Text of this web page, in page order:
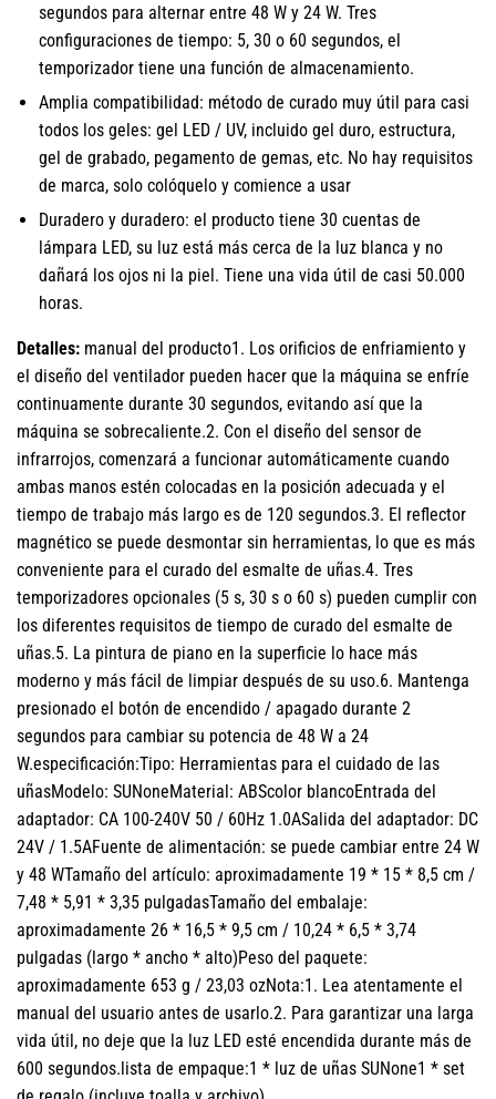
segundos para alternar entre 48 W y 24 W. Tres
configuraciones de tiempo: 5, 30 o 60 segundos, el
temporizador tiene una función de almacenamiento.
Amplia compatibilidad: método de curado muy útil para casi
todos los geles: gel LED / UV, incluido gel duro, estructura,
gel de grabado, pegamento de gemas, etc. No hay requisitos
de marca, solo colóquelo y comience a usar
Duradero y duradero: el producto tiene 30 cuentas de
lámpara LED, su luz está más cerca de la luz blanca y no
dañará los ojos ni la piel. Tiene una vida útil de casi 50.000
horas.
Detalles: manual del producto1. Los orificios de enfriamiento y
el diseño del ventilador pueden hacer que la máquina se enfríe
continuamente durante 30 segundos, evitando así que la
máquina se sobrecaliente.2. Con el diseño del sensor de
infrarrojos, comenzará a funcionar automáticamente cuando
ambas manos estén colocadas en la posición adecuada y el
tiempo de trabajo más largo es de 120 segundos.3. El reflector
magnético se puede desmontar sin herramientas, lo que es más
conveniente para el curado del esmalte de uñas.4. Tres
temporizadores opcionales (5 s, 30 s o 60 s) pueden cumplir con
los diferentes requisitos de tiempo de curado del esmalte de
uñas.5. La pintura de piano en la superficie lo hace más
moderno y más fácil de limpiar después de su uso.6. Mantenga
presionado el botón de encendido / apagado durante 2
segundos para cambiar su potencia de 48 W a 24
W.especificación:Tipo: Herramientas para el cuidado de las
uñasModelo: SUNoneMaterial: ABScolor blancoEntrada del
adaptador: CA 100-240V 50 / 60Hz 1.0ASalida del adaptador: DC
24V / 1.5AFuente de alimentación: se puede cambiar entre 24 W
y 48 WTamaño del artículo: aproximadamente 19 * 15 * 8,5 cm /
7,48 * 5,91 * 3,35 pulgadasTamaño del embalaje:
aproximadamente 26 * 16,5 * 9,5 cm / 10,24 * 6,5 * 3,74
pulgadas (largo * ancho * alto)Peso del paquete:
aproximadamente 653 g / 23,03 ozNota:1. Lea atentamente el
manual del usuario antes de usarlo.2. Para garantizar una larga
vida útil, no deje que la luz LED esté encendida durante más de
600 segundos.lista de empaque:1 * luz de uñas SUNone1 * set